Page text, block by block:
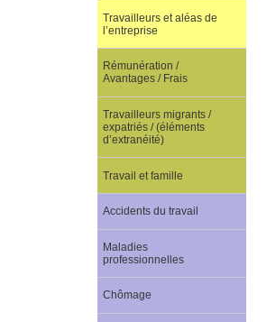
Travailleurs et aléas de
l’entreprise
Rémunération /
Avantages / Frais
Travailleurs migrants /
expatriés / (éléments
d’extranéité)
Travail et famille
Accidents du travail
Maladies
professionnelles
Chômage